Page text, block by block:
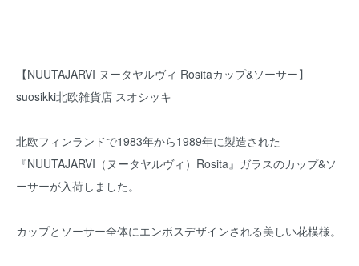
【NUUTAJARVI ヌータヤルヴィ Rositaカップ&ソーサー】
suosikki北欧雑貨店 スオシッキ
北欧フィンランドで1983年から1989年に製造された
『NUUTAJARVI（ヌータヤルヴィ）Rosita』ガラスのカップ&ソ
ーサーが入荷しました。
カップとソーサー全体にエンボスデザインされる美しい花模様。